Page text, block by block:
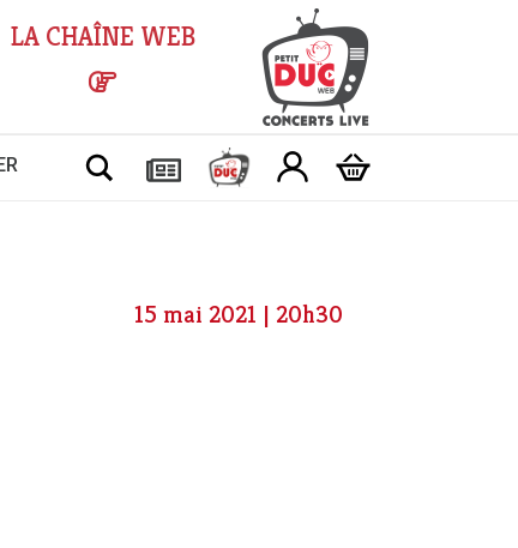
LA CHAÎNE WEB
Chercher
15 mai 2021 | 20h30